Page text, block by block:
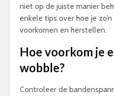
niet op de juiste manier
enkele tips over hoe je
voorkomen en herstellen.
Hoe voorkom je
wobble?
Controleer de